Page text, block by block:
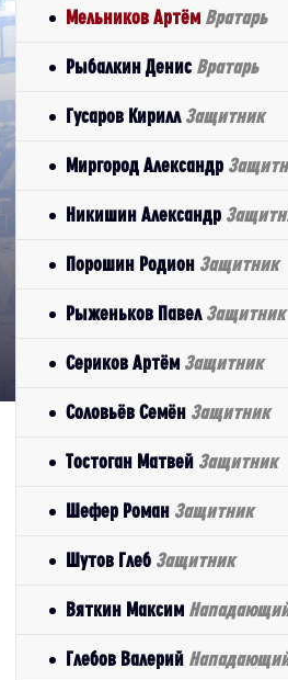
Мельников Артём Вратарь
Рыбалкин Денис Вратарь
Гусаров Кирилл Защитник
Миргород Александр
Никишин Александр
Порошин Родион Защитник
Рыженьков Павел Защитник
Сериков Артём Защитник
Соловьёв Семён Защитник
Тостоган Матвей Защитник
Шефер Роман Защитник
Шутов Глеб Защитник
Вяткин Максим
Глебов Валерий